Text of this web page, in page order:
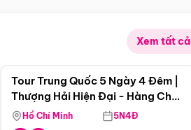
Xem tất cả
Điểm nổi bật
Tour Trung Quốc 5 Ngày 4 Đêm |
Thượng Hải Hiện Đại - Hàng Châu
Nên Thơ - Ô Trấn Cổ Kính
Hồ Chí Minh 5N4Đ